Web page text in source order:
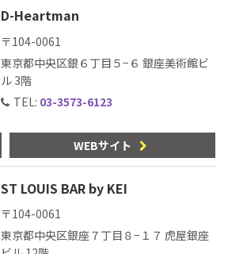
D-Heartman
〒104-0061
東京都中央区銀６丁目５−６ 銀座美術館ビ
ル 3階
TEL: 03-3573-6123
WEBサイト
ST LOUIS BAR by KEI
〒104-0061
東京都中央区銀座７丁目８−１７ 虎屋銀座